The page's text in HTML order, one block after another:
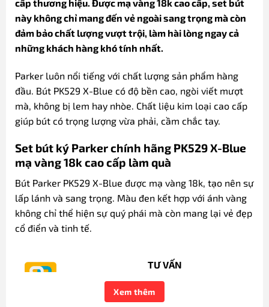
cấp thương hiệu. Được mạ vàng 18k cao cấp, set bút
này không chỉ mang đến vẻ ngoài sang trọng mà còn
đảm bảo chất lượng vượt trội, làm hài lòng ngay cả
những khách hàng khó tính nhất.
Parker luôn nổi tiếng với chất lượng sản phẩm hàng
đầu. Bút PK529 X-Blue có độ bền cao, ngòi viết mượt
mà, không bị lem hay nhòe. Chất liệu kim loại cao cấp
giúp bút có trọng lượng vừa phải, cầm chắc tay.
Set bút ký Parker chính hãng PK529 X-Blue
mạ vàng 18k cao cấp làm quà
Bút Parker PK529 X-Blue được mạ vàng 18k, tạo nên sự
lấp lánh và sang trọng. Màu đen kết hợp với ánh vàng
không chỉ thể hiện sự quý phái mà còn mang lại vẻ đẹp
cổ điển và tinh tế.
TƯ VẤN
0777.222.555
Xem thêm